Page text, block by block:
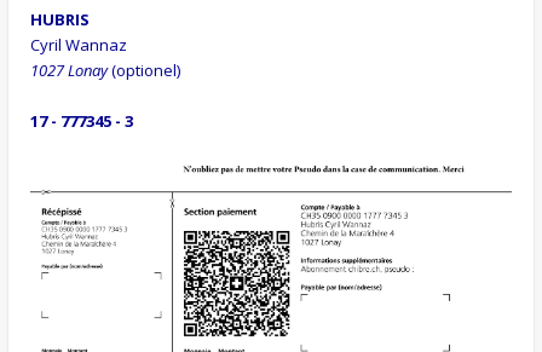
HUBRIS
Cyril Wannaz
1027 Lonay(optionel)
17 - 777345 - 3